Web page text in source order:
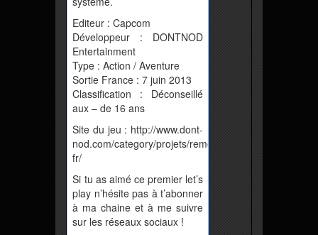
Editeur : Capcom
Développeur : DONTNOD
Entertainment
Type : Action / Aventure
Sortie France : 7 juin 2013
Classification : Déconseillé
aux – de 16 ans
Site du jeu : http://www.dont-
nod.com/category/projets/rememberme-
fr/
Si tu as aimé ce premier let’s
play n’hésite pas à t’abonner
à ma chaine et à me suivre
sur les réseaux sociaux !